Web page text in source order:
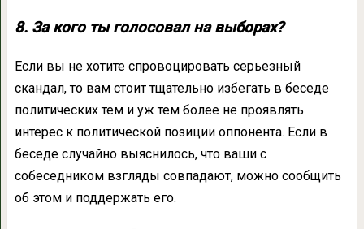
8. За кого ты голосовал на выборах?
Если вы не хотите спровоцировать серьезный
скандал, то вам стоит тщательно избегать в беседе
политических тем и уж тем более не проявлять
интерес к политической позиции оппонента. Если в
беседе случайно выяснилось, что ваши с
собеседником взгляды совпадают, можно сообщить
об этом и поддержать его.